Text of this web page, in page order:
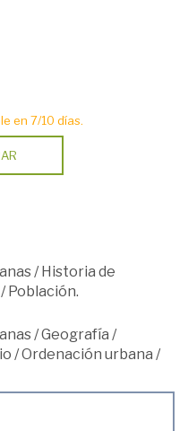
en 7/10 días.
/Historia de
/Población.
/Geografía /
/Ordenación urbana /